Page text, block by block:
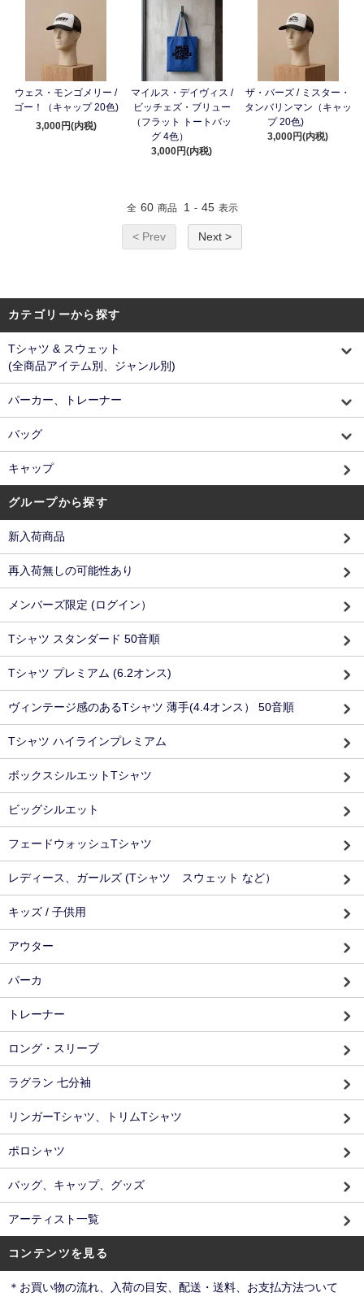
ウェス・モンゴメリー /
ゴー！（キャップ 20色)
3,000円(内税)
マイルス・デイヴィス /
ビッチェズ・ブリュー
（フラット トートバッ
グ 4色）
3,000円(内税)
ザ・バーズ / ミスター・
タンバリンマン（キャッ
プ 20色)
3,000円(内税)
全 60 商品 1 - 45 表示
< Prev Next >
カテゴリーから探す
Tシャツ & スウェット
(全商品アイテム別、ジャンル別)
パーカー、トレーナー
バッグ
キャップ
グループから探す
新入荷商品
再入荷無しの可能性あり
メンバーズ限定 (ログイン）
Tシャツ スタンダード 50音順
Tシャツ プレミアム (6.2オンス)
ヴィンテージ感のあるTシャツ 薄手(4.4オンス） 50音順
Tシャツ ハイラインプレミアム
ボックスシルエットTシャツ
ビッグシルエット
フェードウォッシュTシャツ
レディース、ガールズ (Tシャツ スウェット など）
キッズ / 子供用
アウター
パーカ
トレーナー
ロング・スリーブ
ラグラン 七分袖
リンガーTシャツ、トリムTシャツ
ポロシャツ
バッグ、キャップ、グッズ
アーティスト一覧
コンテンツを見る
＊お買い物の流れ、入荷の目安、配送・送料、お支払方法ついて